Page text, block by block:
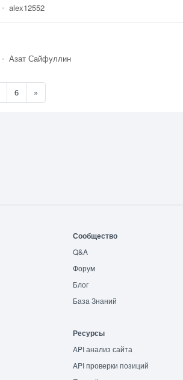
• alex12552
• Азат Сайфуллин
6 »
Сообщество
Q&A
Форум
Блог
База Знаний
Ресурсы
API анализ сайта
API проверки позиций